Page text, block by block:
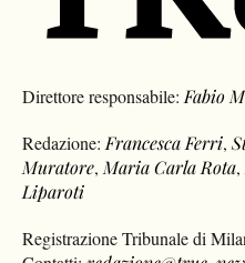
Direttore responsabile: Fabio
Redazione: Francesca Ferri,
Muratore, Maria Carla Rota,
Liparoti
Registrazione Tribunale di